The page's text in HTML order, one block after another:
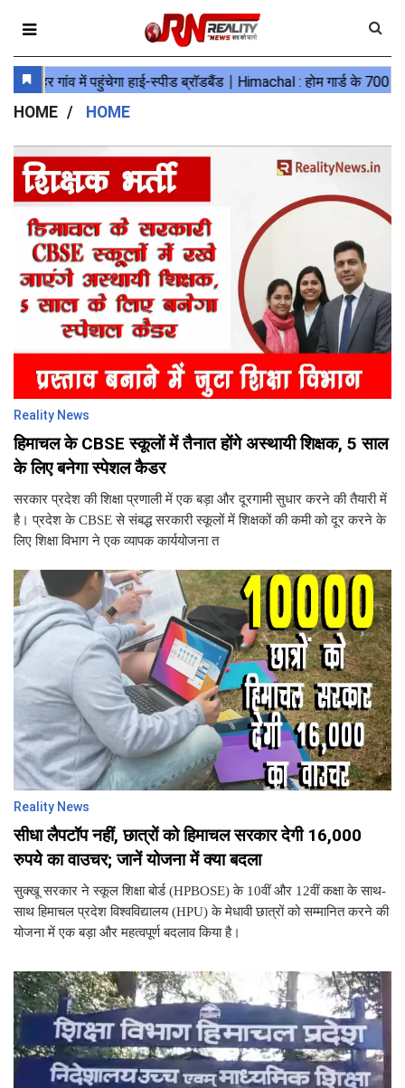
HOME HOME
Reality News
हिमाचल के CBSE स्कूलों में तैनात होंगे अस्थायी शिक्षक, 5 साल
के लिए बनेगा स्पेशल कैडर
सरकार प्रदेश की शिक्षा प्रणाली में एक बड़ा और दूरगामी सुधार करने की तैयारी में
है। प्रदेश के CBSE से संबद्ध सरकारी स्कूलों में शिक्षकों की कमी को दूर करने के
लिए शिक्षा विभाग ने एक व्यापक कार्ययोजना त
Reality News
सीधा लैपटॉप नहीं, छात्रों को हिमाचल सरकार देगी 16,000
रुपये का वाउचर; जानें योजना में क्या बदला
सुक्खू सरकार ने स्कूल शिक्षा बोर्ड (HPBOSE) के 10वीं और 12वीं कक्षा के साथ-
साथ हिमाचल प्रदेश विश्वविद्यालय (HPU) के मेधावी छात्रों को सम्मानित करने की
योजना में एक बड़ा और महत्वपूर्ण बदलाव किया है।